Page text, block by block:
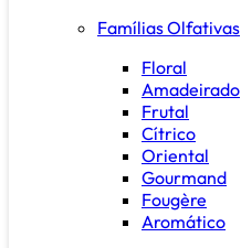
Famílias Olfativas
Floral
Amadeirado
Frutal
Cítrico
Oriental
Gourmand
Fougère
Aromático